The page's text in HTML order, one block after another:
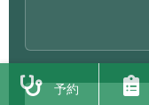
予約